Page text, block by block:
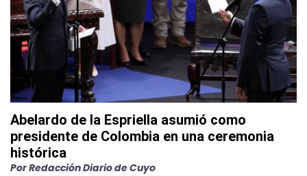
Abelardo de la Espriella asumió como
presidente de Colombia en una ceremonia
histórica
PorRedacción Diario de Cuyo